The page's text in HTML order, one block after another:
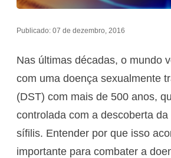
Publicado: 07 de dezembro, 2016
Nas últimas décadas, o mundo
com uma doença sexualmente
(DST) com mais de 500 anos,
controlada com a descoberta da
sífilis. Entender por que isso
importante para combater a